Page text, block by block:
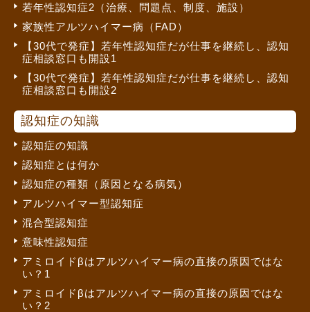
若年性認知症2（治療、問題点、制度、施設）
家族性アルツハイマー病（FAD）
【30代で発症】若年性認知症だが仕事を継続し、認知
症相談窓口も開設1
【30代で発症】若年性認知症だが仕事を継続し、認知
症相談窓口も開設2
認知症の知識
認知症の知識
認知症とは何か
認知症の種類（原因となる病気）
アルツハイマー型認知症
混合型認知症
意味性認知症
アミロイドβはアルツハイマー病の直接の原因ではな
い？1
アミロイドβはアルツハイマー病の直接の原因ではな
い？2